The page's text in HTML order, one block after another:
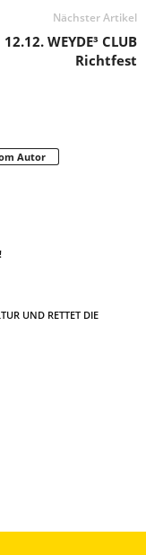
Nächster Artikel
12.12. WEYDE³ CLUB
Richtfest
Autor
UND RETTET DIE